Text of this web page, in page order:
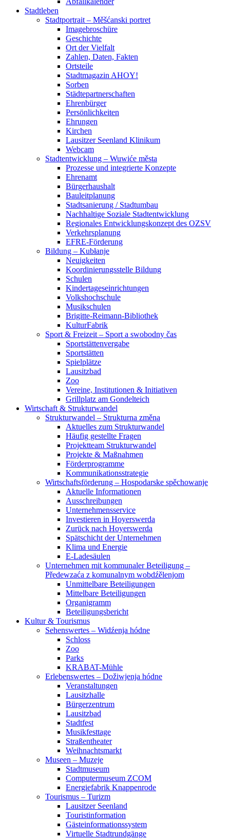
Stadtleben
Stadtportrait – Měšćanski portret
Imagebroschüre
Geschichte
Ort der Vielfalt
Zahlen, Daten, Fakten
Ortsteile
Stadtmagazin AHOY!
Sorben
Städtepartnerschaften
Ehrenbürger
Persönlichkeiten
Ehrungen
Kirchen
Lausitzer Seenland Klinikum
Webcam
Stadtentwicklung – Wuwiće města
Prozesse und integrierte Konzepte
Ehrenamt
Bürgerhaushalt
Bauleitplanung
Stadtsanierung / Stadtumbau
Nachhaltige Soziale Stadtentwicklung
Regionales Entwicklungskonzept des OZSV
Verkehrsplanung
EFRE-Förderung
Bildung – Kubłanje
Neuigkeiten
Koordinierungsstelle Bildung
Schulen
Kindertageseinrichtungen
Volkshochschule
Musikschulen
Brigitte-Reimann-Bibliothek
KulturFabrik
Sport & Freizeit – Sport a swobodny čas
Sportstättenvergabe
Sportstätten
Spielplätze
Lausitzbad
Zoo
Vereine, Institutionen & Initiativen
Grillplatz am Gondelteich
Wirtschaft & Strukturwandel
Strukturwandel – Strukturna změna
Aktuelles zum Strukturwandel
Häufig gestellte Fragen
Projektteam Strukturwandel
Projekte & Maßnahmen
Förderprogramme
Kommunikationsstrategie
Wirtschaftsförderung – Hospodarske spěchowanje
Aktuelle Informationen
Ausschreibungen
Unternehmensservice
Investieren in Hoyerswerda
Zurück nach Hoyerswerda
Spätschicht der Unternehmen
Klima und Energie
E-Ladesäulen
Unternehmen mit kommunaler Beteiligung –
Předewzaća z komunalnym wobdźělenjom
Unmittelbare Beteiligungen
Mittelbare Beteiligungen
Organigramm
Beteiligungsbericht
Kultur & Tourismus
Sehenswertes – Widźenja hódne
Schloss
Zoo
Parks
KRABAT-Mühle
Erlebenswertes – Dožiwjenja hódne
Veranstaltungen
Lausitzhalle
Bürgerzentrum
Lausitzbad
Stadtfest
Musikfesttage
Straßentheater
Weihnachtsmarkt
Museen – Muzeje
Stadtmuseum
Computermuseum ZCOM
Energiefabrik Knappenrode
Tourismus – Turizm
Lausitzer Seenland
Touristinformation
Gästeinformationssystem
Virtuelle Stadtrundgänge